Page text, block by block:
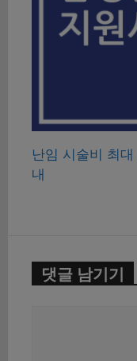
난임 시술비 최
내
댓글 남기기